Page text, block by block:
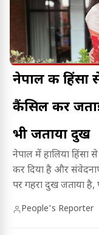
नेपाल की हिंसा
कैंसिल कर
भी जताया दुख
नेपाल में हालिया हिंसा
कर दिया है और
पर गहरा दुख जताया
People's Reporter